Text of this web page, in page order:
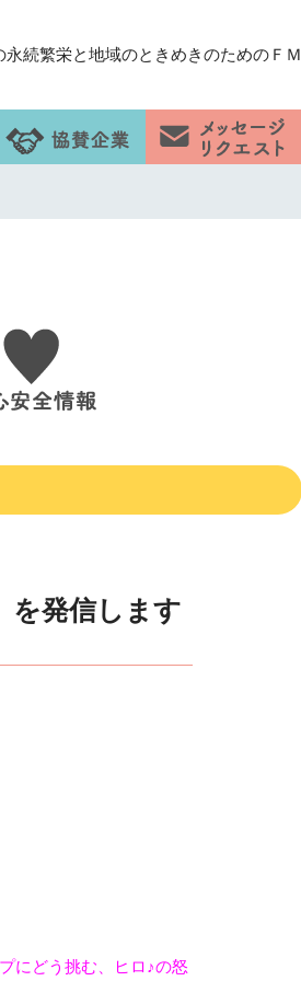
永続繁栄と地域のときめきのためのＦＭ
を発信します
にどう挑む、ヒロ♪の怒